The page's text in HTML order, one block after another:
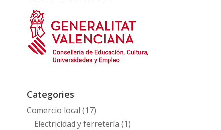
Categories
Comercio local (17)
Electricidad y ferretería (1)